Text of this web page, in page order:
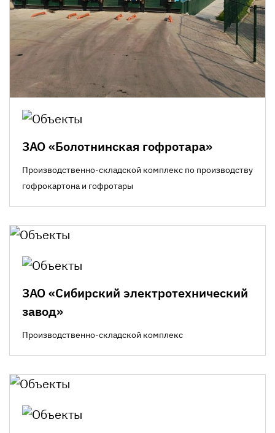
ЗАО «Болотнинская гофротара»
Производственно-складской комплекс по производству
гофрокартона и гофротары
ЗАО «Сибирский электротехнический
завод»
Производственно-складской комплекс